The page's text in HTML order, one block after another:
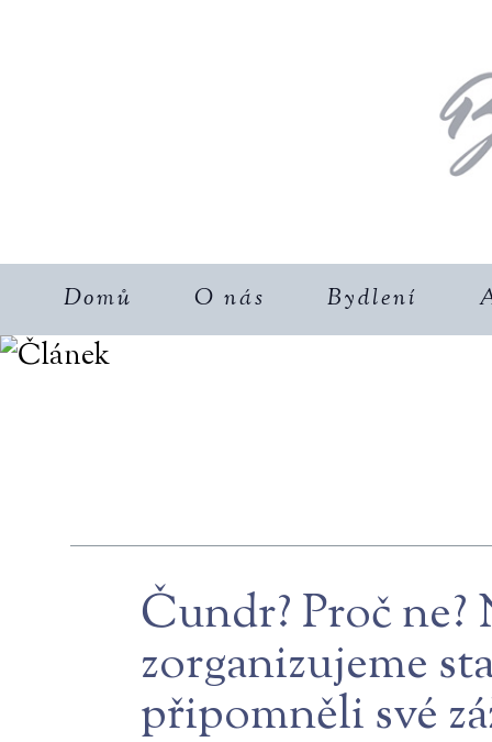
Domů O nás Bydlení
Čundr? Proč
zorganizujeme
připomněli své